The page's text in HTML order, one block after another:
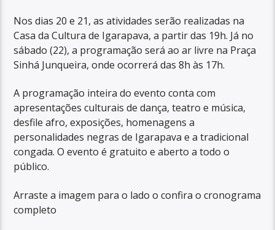
Nos dias 20 e 21, as atividades serão realizadas na
Casa da Cultura de Igarapava, a partir das 19h. Já no
sábado (22), a programação será ao ar livre na Praça
Sinhá Junqueira, onde ocorrerá das 8h às 17h.
A programação inteira do evento conta com
apresentações culturais de dança, teatro e música,
desfile afro, exposições, homenagens a
personalidades negras de Igarapava e a tradicional
congada. O evento é gratuito e aberto a todo o
público.
Arraste a imagem para o lado o confira o cronograma
completo